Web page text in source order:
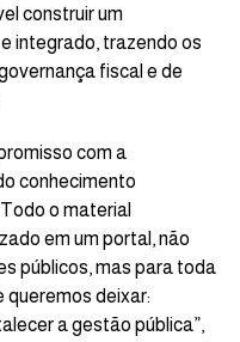
construir um
integrado, trazendo os
fiscal e de
com a
conhecimento
o material
em um portal, não
públicos, mas para toda
queremos deixar:
a gestão pública”,